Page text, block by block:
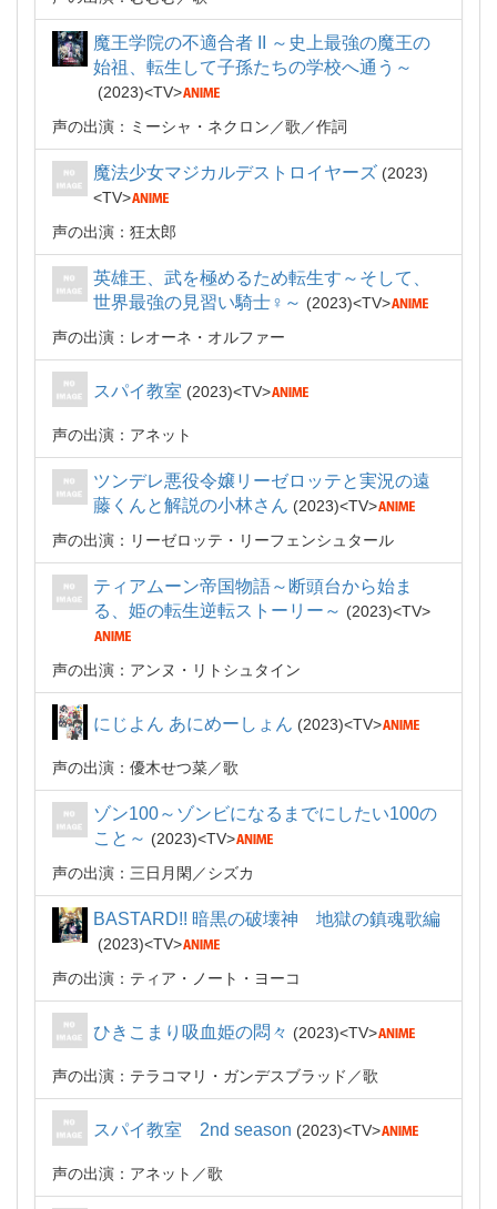
魔王学院の不適合者 II ～史上最強の魔王の
始祖、転生して子孫たちの学校へ通う～
2023
TV
声の出演：ミーシャ・ネクロン
歌 作詞
魔法少女マジカルデストロイヤーズ
2023
TV
声の出演：狂太郎
英雄王、武を極めるため転生す～そして、
世界最強の見習い騎士♀～
2023
TV
声の出演：レオーネ・オルファー
スパイ教室 2023 TV
声の出演：アネット
ツンデレ悪役令嬢リーゼロッテと実況の遠
藤くんと解説の小林さん
2023
TV
声の出演：リーゼロッテ・リーフェンシュタール
ティアムーン帝国物語～断頭台から始ま
る、姫の転生逆転ストーリー～
2023 TV
声の出演：アンヌ・リトシュタイン
にじよん あにめーしょん 2023 TV
声の出演：優木せつ菜 歌
ゾン100～ゾンビになるまでにしたい100の
こと～
2023
TV
声の出演：三日月閑／シズカ
BASTARD!! 暗黒の破壊神 地獄の鎮魂歌編
2023
TV
声の出演：ティア・ノート・ヨーコ
ひきこまり吸血姫の悶々 2023 TV
声の出演：テラコマリ・ガンデスブラッド 歌
スパイ教室 2nd season 2023 TV
声の出演：アネット 歌